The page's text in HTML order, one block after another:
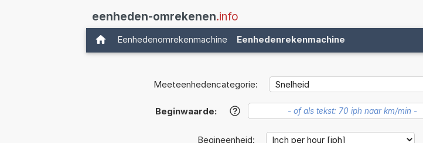
eenheden-omrekenen.info
Eenhedenomrekenmachine Eenhedenrekenmachine
Meeteenhedencategorie:
Beginwaarde: ?
Begineenheid: